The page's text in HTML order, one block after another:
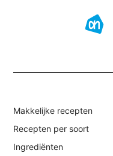
Makkelijke recepten
Recepten per soort
Ingrediënten